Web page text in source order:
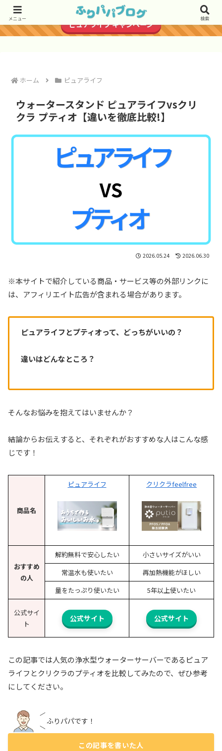
＼3ヶ月半額でお試しできる／
ピュアライフ キャンペーン
ホーム ピュアライフ
ウォータースタンド ピュアライフvsクリ
クラ プティオ【違いを徹底比較!】
2026.05.24 2026.06.30
※本サイトで紹介している商品・サービス等の外部リンクに
は、アフィリエイト広告が含まれる場合があります。
ピュアライフとプティオって、どっちがいいの？
違いはどんなところ？
そんなお悩みを抱えてはいませんか？
結論からお伝えすると、それぞれがおすすめな人はこんな感
じです！
商品名
ピュアライフ クリクラfeelfree
おすすめ
の人
解約無料で安心したい
小さいサイズがいい
常温水も使いたい
再加熱機能がほしい
量をたっぷり使いたい
5年以上使いたい
公式サイ
ト
公式サイト 公式サイト
この記事では人気の浄水型ウォーターサーバーであるピュア
ライフとクリクラのプティオを比較してみたので、ぜひ参考
にしてください。
ふりパパです！
この記事を書いた人
メニュー 検索